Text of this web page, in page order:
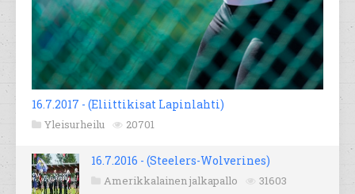
16.7.2017 - (Eliittikisat Lapinlahti)
Yleisurheilu 20701
16.7.2016 - (Steelers-Wolverines)
Amerikkalainen jalkapallo 31603